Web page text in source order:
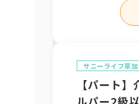
サニーライフ草加
【パート